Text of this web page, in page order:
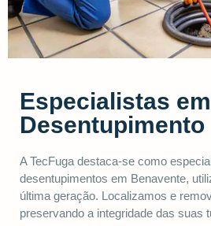
Especialistas em
Desentupimento
A TecFuga destaca-se como
desentupimentos em Benavente,
última geração. Localizamos e
preservando a integridade das suas